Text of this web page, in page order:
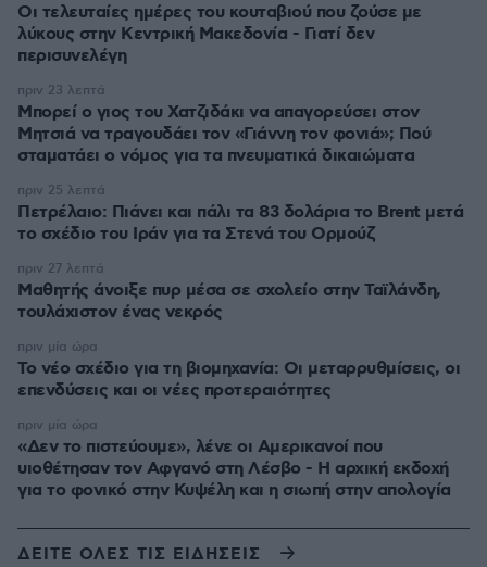
Οι τελευταίες ημέρες του κουταβιού που ζούσε με
λύκους στην Κεντρική Μακεδονία - Γιατί δεν
περισυνελέγη
Μπορεί ο γιος του Χατζιδάκι να απαγορεύσει στον
Μητσιά να τραγουδάει τον «Γιάννη τον φονιά»; Πού
σταματάει ο νόμος για τα πνευματικά δικαιώματα
πριν 23 λεπτά
Πετρέλαιο: Πιάνει και πάλι τα 83 δολάρια το Brent μετά
το σχέδιο του Ιράν για τα Στενά του Ορμούζ
πριν 25 λεπτά
Μαθητής άνοιξε πυρ μέσα σε σχολείο στην Ταϊλάνδη,
τουλάχιστον ένας νεκρός
πριν 27 λεπτά
Το νέο σχέδιο για τη βιομηχανία: Οι μεταρρυθμίσεις, οι
επενδύσεις και οι νέες προτεραιότητες
πριν μία ώρα
«Δεν το πιστεύουμε», λένε οι Αμερικανοί που
υιοθέτησαν τον Αφγανό στη Λέσβο - Η αρχική εκδοχή
για το φονικό στην Κυψέλη και η σιωπή στην απολογία
πριν μία ώρα
ΔΕΙΤΕ ΟΛΕΣ ΤΙΣ ΕΙΔΗΣΕΙΣ